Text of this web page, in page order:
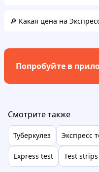
🔎 Какая цена на
Попробуйте в
Смотрите также
Туберкулез Экспресс
Express test Test strips